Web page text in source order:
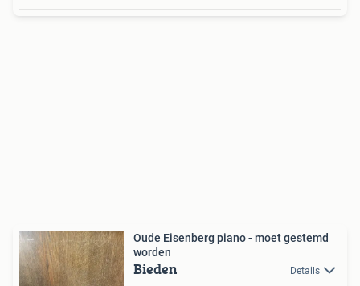
Oude Eisenberg piano - moet gestemd
worden
Bieden Details